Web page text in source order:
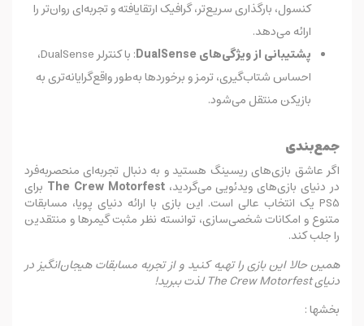
کنسول، بارگذاری سریع‌تر، گرافیک ارتقا‌یافته و تجربه‌ای روان‌تر را
ارائه می‌دهد.
پشتیبانی از ویژگی‌های DualSense
: با کنترلر DualSense،
احساس شتاب‌گیری، ترمز و برخوردها به‌طور واقع‌گرایانه‌تری به
بازیکن منتقل می‌شود.
جمع‌بندی
اگر عاشق بازی‌های ریسینگ هستید و به دنبال تجربه‌ای منحصر‌به‌فرد
در دنیای بازی‌های ویدئویی می‌گردید،The Crew Motorfest برای
PS5 یک انتخاب عالی است. این بازی با ارائه دنیای پویا، مسابقات
متنوع و امکانات شخصی‌سازی، توانسته نظر مثبت گیمرها و منتقدین
را جلب کند.
همین حالا این بازی را تهیه کنید و از تجربه مسابقات هیجان‌انگیز در
دنیای The Crew Motorfest لذت ببرید!
بخشها :